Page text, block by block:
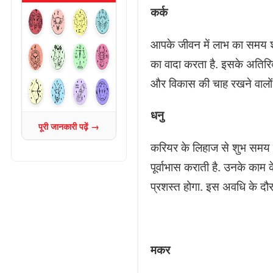
पूरी जानकारी पढ़ें →
कर्क
आपके जीवन में लाभ का समय
का वादा करता है. इसके
और विकास की चाह रखने
धनु
करियर के लिहाज से शुभ
पूर्वाभास कराती है. उनके काम
प्रशस्त होगा. इस अवधि के
मकर